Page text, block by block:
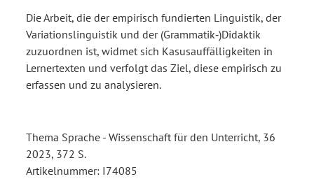
Die Arbeit, die der empirisch fundierten Linguistik, der
Variationslinguistik und der (Grammatik‑)Didaktik
zuzuordnen ist, widmet sich Kasusauffälligkeiten in
Lernertexten und verfolgt das Ziel, diese empirisch zu
erfassen und zu analysieren.
Thema Sprache - Wissenschaft für den Unterricht, 36
2023, 372 S.
Artikelnummer: I74085